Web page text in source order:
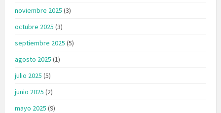
noviembre 2025 (3)
octubre 2025 (3)
septiembre 2025 (5)
agosto 2025 (1)
julio 2025 (5)
junio 2025 (2)
mayo 2025 (9)